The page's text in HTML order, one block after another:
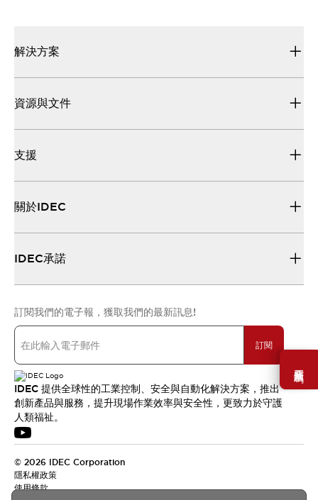
需要幫助嗎？
解決方案
資源與文件
支援
關於IDEC
IDEC承諾
訂閱我們的電子報，獲取我們的最新訊息!
訂閱
IDEC 提供全球性的工業控制、安全與自動化解決方案，推出
創新產品與服務，提升現場作業效率與安全性，更致力於守護
人類福祉。
© 2026 IDEC Corporation
隱私權政策
使用條款